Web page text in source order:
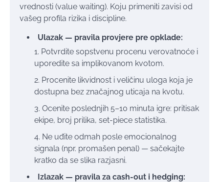
vrednosti (value waiting). Koju primeniti zavisi od
vašeg profila rizika i discipline.
Ulazak — pravila provjere pre opklade:
Potvrdite sopstvenu procenu verovatnoće i
uporedite sa implikovanom kvotom.
Procenite likvidnost i veličinu uloga koja je
dostupna bez značajnog uticaja na kvotu.
Ocenite poslednjih 5–10 minuta igre: pritisak
ekipe, broj prilika, set-piece statistika.
Ne uđite odmah posle emocionalnog
signala (npr. promašen penal) — sačekajte
kratko da se slika razjasni.
Izlazak — pravila za cash-out i hedging: